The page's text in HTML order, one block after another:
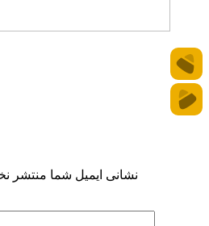
نشانی ایمیل شما منتشر